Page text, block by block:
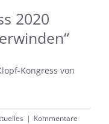
2020
Kongress von
| Kommentare